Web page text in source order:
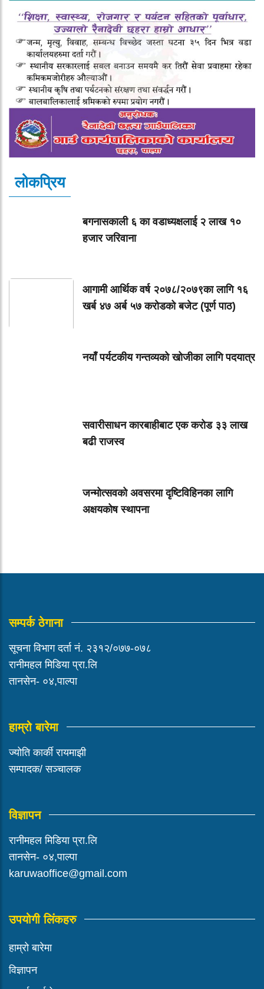
लोकप्रिय
बगनासकाली ६ का वडाध्यक्षलाई २ लाख १०
हजार जरिवाना
आगामी आर्थिक वर्ष २०७८/२०७९का लागि १६
खर्ब ४७ अर्ब ५७ करोडको बजेट (पूर्ण पाठ)
नयाँ पर्यटकीय गन्तव्यको खोजीका लागि पदयात्र
सवारीसाधन कारबाहीबाट एक करोड ३३ लाख
बढी राजस्व
जन्मोत्सवको अवसरमा दृष्टिविहिनका लागि
अक्षयकोष स्थापना
सम्पर्क ठेगाना
सूचना विभाग दर्ता नं. २३१२/०७७-०७८
रानीमहल मिडिया प्रा.लि
तानसेन- ०४,पाल्पा
हाम्रो बारेमा
ज्योति कार्की रायमाझी
सम्पादक/ सञ्चालक
विज्ञापन
रानीमहल मिडिया प्रा.लि
तानसेन- ०४,पाल्पा
karuwaoffice@gmail.com
उपयोगी लिंकहरु
हाम्रो बारेमा
विज्ञापन